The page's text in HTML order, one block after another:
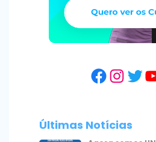
Últimas Notícias